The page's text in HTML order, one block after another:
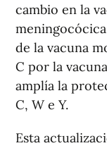
cambio en la
de la vacuna
C por la
amplía la
C, W e Y.
Esta